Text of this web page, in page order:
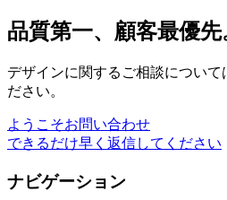
品質第一、顧客最優先
デザインに関するご相談について
ださい。
ようこそお問い合わせ
できるだけ早く返信してください
ナビゲーション